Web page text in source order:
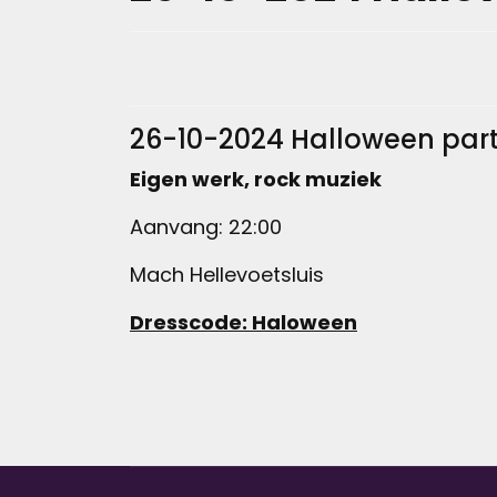
26-10-2024 Halloween
Eigen werk, rock muziek
Aanvang: 22:00
Mach Hellevoetsluis
Dresscode: Haloween